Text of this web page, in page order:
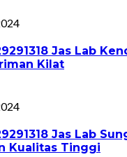
Jas Lab
Kilat
Jas Lab
Kualitas Tinggi